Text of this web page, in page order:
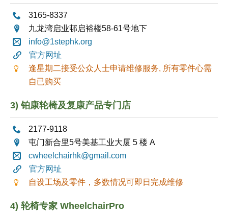
3165-8337
九龙湾启业邨启裕楼58-61号地下
info@1stephk.org
官方网址
逢星期二接受公众人士申请维修服务, 所有零件心需
自已购买
3) 铂康轮椅及复康产品专门店
2177-9118
屯门新合里5号美基工业大厦 5 楼 A
cwheelchairhk@gmail.com
官方网址
自设工场及零件，多数情况可即日完成维修
4) 轮椅专家 WheelchairPro